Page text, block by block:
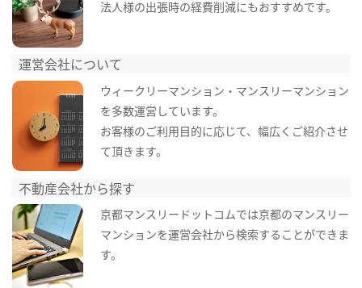
法人様の出張時の経費削減にもおすすめです。
運営会社について
ウィークリーマンション・マンスリーマンション
を多数運営しています。
お客様のご利用目的に応じて、幅広くご紹介させ
て頂きます。
不動産会社から探す
京都マンスリードットコムでは京都のマンスリー
マンションを運営会社から検索することができま
す。